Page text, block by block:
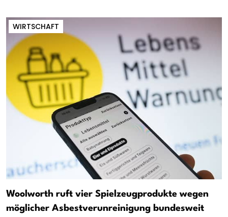
WIRTSCHAFT
Woolworth ruft vier Spielzeugprodukte wegen
möglicher Asbestverunreinigung bundesweit